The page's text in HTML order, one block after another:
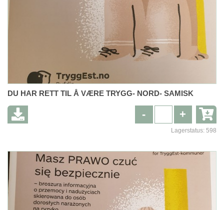
DU HAR RETT TIL Å VÆRE TRYGG- NORD- SAMISK
+
-
Lagerstatus: 598